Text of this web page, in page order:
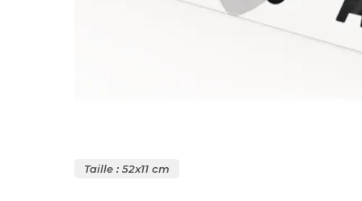
Taille : 52x11 cm